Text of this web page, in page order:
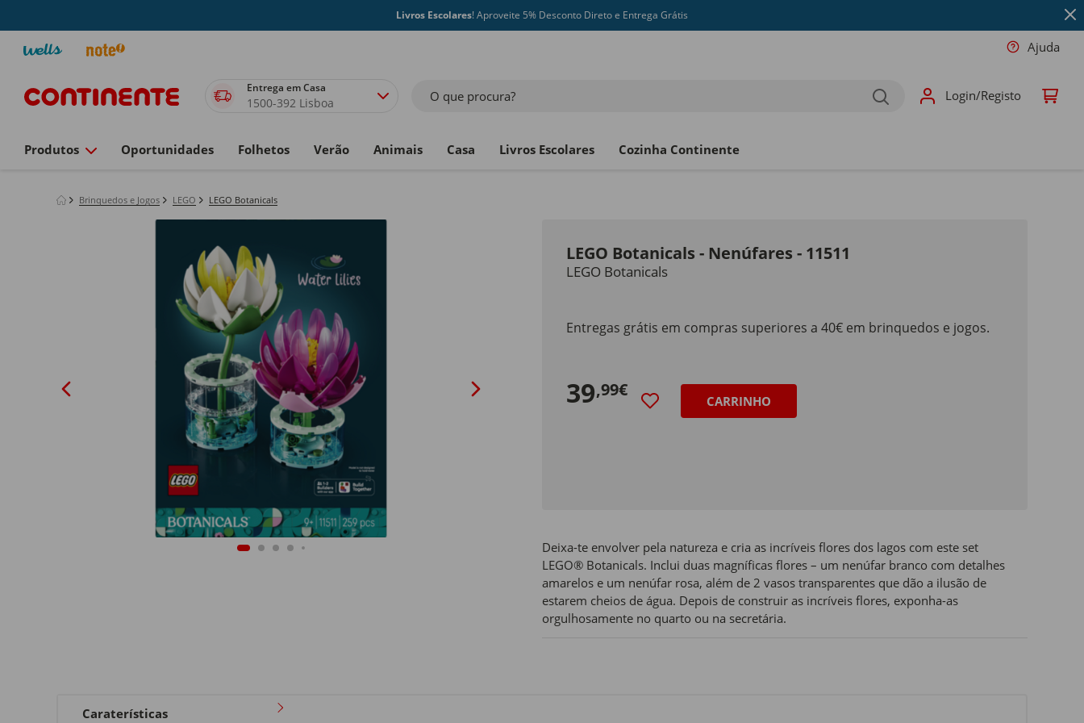
Livros Escolares! Aproveite 5% Desconto Direto e Entrega Grátis
Ajuda
Entrega em Casa
1500-392 Lisboa O que procura? Login/Registo
Produtos Oportunidades Folhetos Verão Animais Casa Livros Escolares Cozinha Continente
Brinquedos e Jogos LEGO LEGO Botanicals
LEGO Botanicals - Nenúfares - 11511
LEGO Botanicals
Entregas grátis em compras superiores a 40€ em brinquedos e jogos.
39,99€
CARRINHO
Deixa-te envolver pela natureza e cria as incríveis flores dos lagos com este set
LEGO® Botanicals. Inclui duas magníficas flores – um nenúfar branco com detalhes
amarelos e um nenúfar rosa, além de 2 vasos transparentes que dão a ilusão de
estarem cheios de água. Depois de construir as incríveis flores, exponha-as
orgulhosamente no quarto ou na secretária.
Caraterísticas